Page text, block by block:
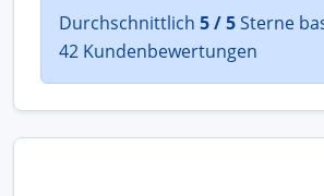
Durchschnittlich 5 / 5Sterne
42 Kundenbewertungen